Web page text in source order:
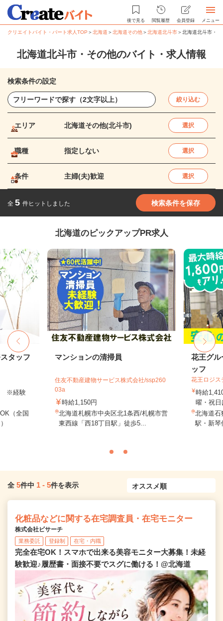
後で見る 閲覧履歴 会員登録 メニュー
クリエイトバイト・パート求人TOP ＞北海道 ＞北海道その他＞北海道北斗市＞北海道北斗市・
北海道北斗市・その他のバイト・求人情報
検索条件の設定
絞り込む
エリア 北海道その他(北斗市) 選択
職種 指定しない 選択
条件 主婦(夫)歓迎 選択
全 5 件ヒットしました 検索条件を保存
北海道のピックアップPR求人
タッフ
※経験
（全国
マンションの清掃員
住友不動産建物サービス株式会社/ssp260
03a
時給1,150円
北海道札幌市中央区北1条西/札幌市営
東西線「西18丁目駅」徒歩5...
花王グル
ッフ
花王ロジ
時給
曜・祝
北海道石
駅・新琴
全 5件中 1 - 5件を表示
化粧品などに関する在宅調査員・在宅モニター
株式会社ビサーチ
業務委託 登録制 在宅・内職
完全在宅OK！スマホで出来る美容モニター大募集！未経
験歓迎♪履歴書・面接不要でスグに働ける！@北海道